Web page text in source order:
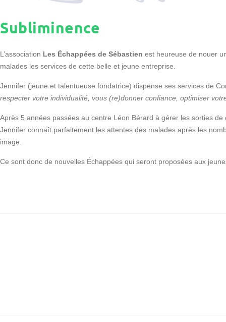
Subliminence
L’association Les Échappées de Sébastien est heureuse de nouer
malades les services de cette belle et jeune entreprise.
Jennifer (jeune et talentueuse fondatrice) dispense ses services de
respecter votre individualité, vous (re)donner confiance, optimiser
Après 5 années passées au centre Léon Bérard à gérer les sorties
Jennifer connaît parfaitement les attentes des malades après les
image.
Ce sont donc de nouvelles Échappées qui seront proposées aux